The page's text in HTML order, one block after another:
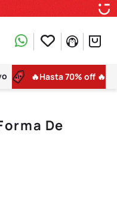
🔥Hasta 70% off 🔥
De